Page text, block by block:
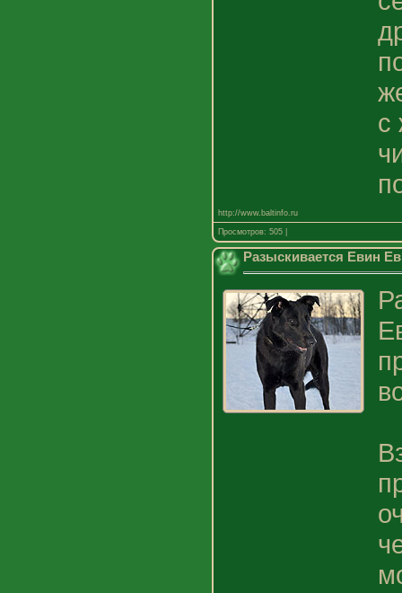
с
http://www.baltinfo.ru
Просмотров: 505 |
Разыскивается Евин